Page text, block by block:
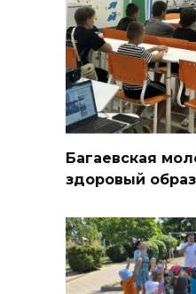
Багаевская
здоровый